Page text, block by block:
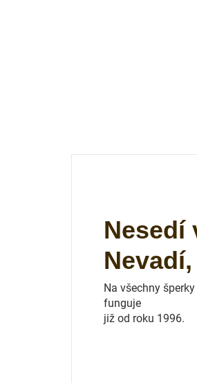
Nesedí
Na všechny
funguje
již od roku 1996.